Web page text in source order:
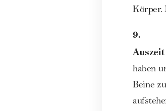
Körper.
9.
haben
Beine